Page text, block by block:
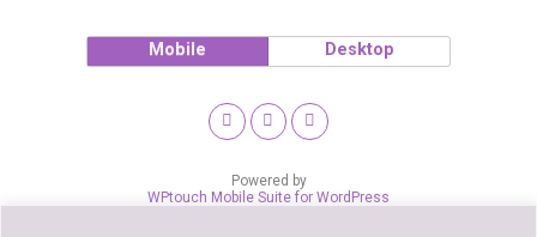
Mobile Desktop
Powered by
WPtouch Mobile Suite for WordPress